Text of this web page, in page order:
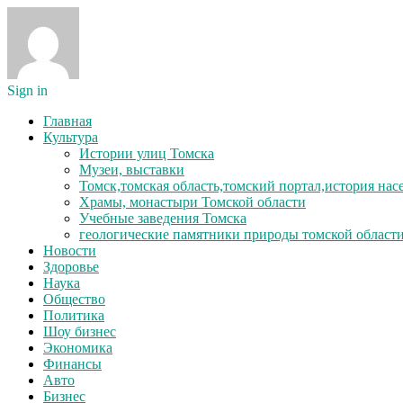
Sign in
Главная
Культура
Истории улиц Томска
Музеи, выставки
Томск,томская область,томский портал,история
Храмы, монастыри Томской области
Учебные заведения Томска
геологические памятники природы томской
Новости
Здоровье
Наука
Общество
Политика
Шоу бизнес
Экономика
Финансы
Авто
Бизнес